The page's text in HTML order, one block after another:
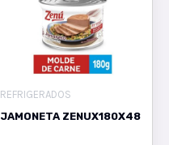
REFRIGERADOS
JAMONETA ZENUX180X48